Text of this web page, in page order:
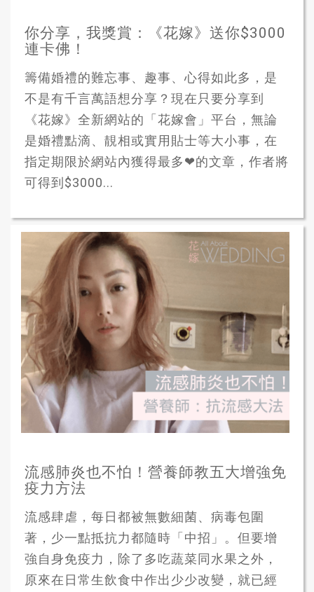
你分享，我獎賞：《花嫁》送你$3000
連卡佛！
籌備婚禮的難忘事、趣事、心得如此多，是
不是有千言萬語想分享？現在只要分享到
《花嫁》全新網站的「花嫁會」平台，無論
是婚禮點滴、靚相或實用貼士等大小事，在
指定期限於網站內獲得最多❤的文章，作者將
可得到$3000...
流感肺炎也不怕！營養師教五大增強免
疫力方法
流感肆虐，每日都被無數細菌、病毒包圍
著，少一點抵抗力都隨時「中招」。但要增
強自身免疫力，除了多吃蔬菜同水果之外，
原來在日常生飲食中作出少少改變，就已經